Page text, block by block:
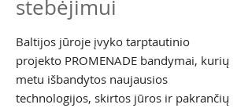
stebėjimui
Baltijos jūroje įvyko tarptautinio
projekto PROMENADE bandymai, kurių
metu išbandytos naujausios
technologijos, skirtos jūros ir pakrančių